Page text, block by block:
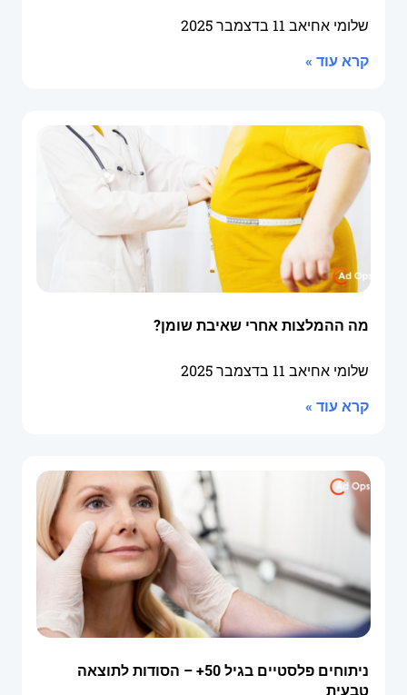
שלומי אחיאב 11 בדצמבר 2025
קרא עוד »
מה ההמלצות אחרי שאיבת שומן?
שלומי אחיאב 11 בדצמבר 2025
קרא עוד »
ניתוחים פלסטיים בגיל 50+ – הסודות לתוצאה
טבעית